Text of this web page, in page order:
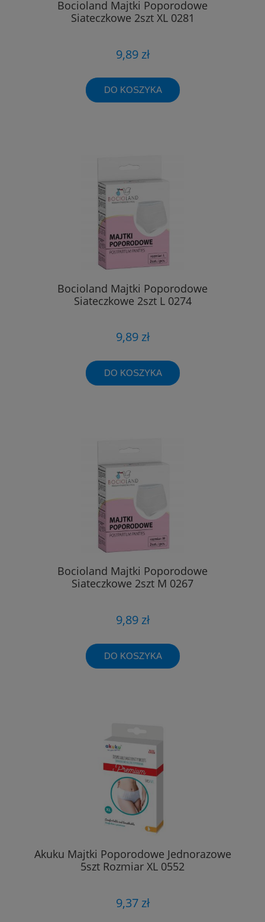
Bocioland Majtki Poporodowe
Siateczkowe 2szt XL 0281
9,89 zł
DO KOSZYKA
Bocioland Majtki Poporodowe
Siateczkowe 2szt L 0274
9,89 zł
DO KOSZYKA
Bocioland Majtki Poporodowe
Siateczkowe 2szt M 0267
9,89 zł
DO KOSZYKA
Akuku Majtki Poporodowe Jednorazowe
5szt Rozmiar XL 0552
9,37 zł